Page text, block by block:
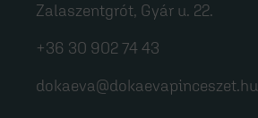
Zalaszentgrót, Gyár u. 22.
+36 30 902 74 43
dokaeva@dokaevapinceszet.hu